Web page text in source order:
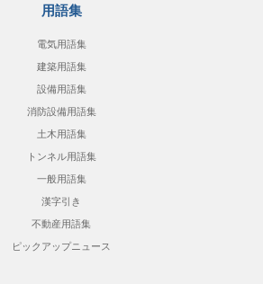
用語集
電気用語集
建築用語集
設備用語集
消防設備用語集
土木用語集
トンネル用語集
一般用語集
漢字引き
不動産用語集
ピックアップニュース